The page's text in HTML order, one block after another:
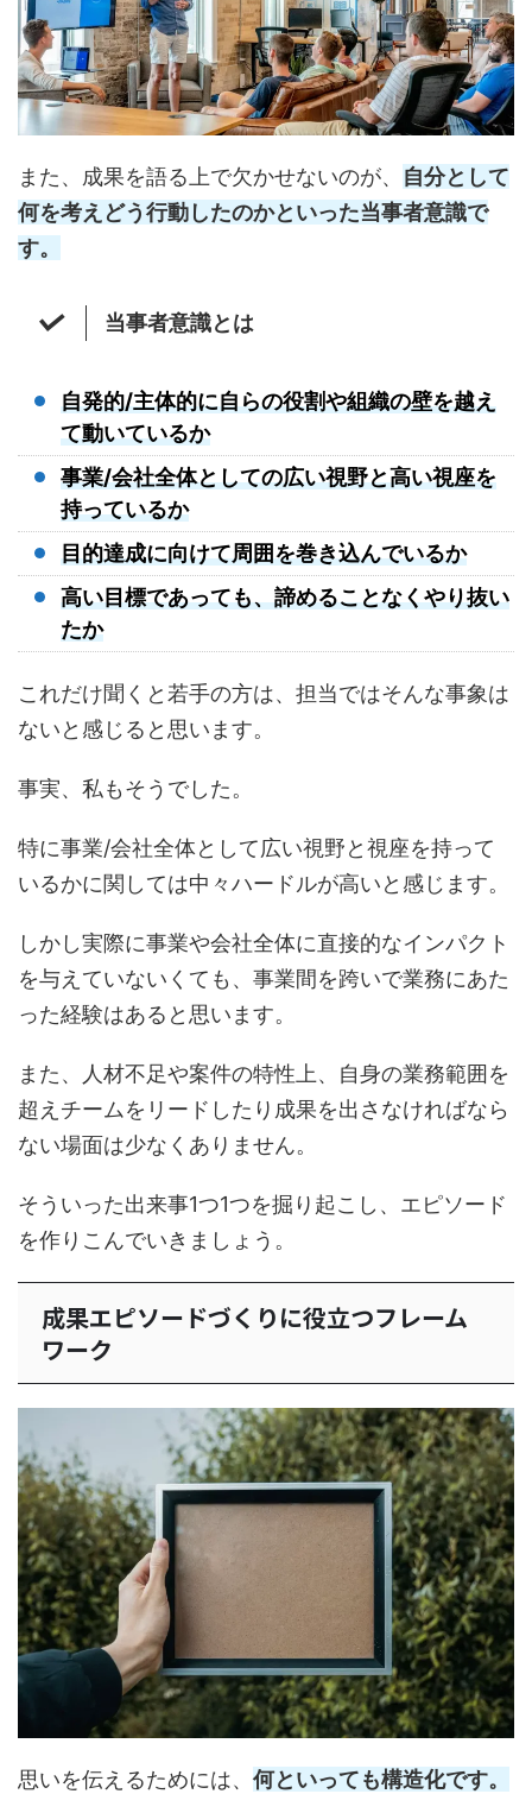
また、成果を語る上で欠かせないのが、 自分として
何を考えどう行動したのかといった当事者意識で
す。
当事者意識とは
自発的/主体的に自らの役割や組織の壁を越え
て動いているか
事業/会社全体としての広い視野と高い視座を
持っているか
目的達成に向けて周囲を巻き込んでいるか
高い目標であっても、諦めることなくやり抜い
たか
これだけ聞くと若手の方は、担当ではそんな事象は
ないと感じると思います。
事実、私もそうでした。
特に事業/会社全体として広い視野と視座を持って
いるかに関しては中々ハードルが高いと感じます。
しかし実際に事業や会社全体に直接的なインパクト
を与えていないくても、事業間を跨いで業務にあた
った経験はあると思います。
また、人材不足や案件の特性上、自身の業務範囲を
超えチームをリードしたり成果を出さなければなら
ない場面は少なくありません。
そういった出来事1つ1つを掘り起こし、エピソード
を作りこんでいきましょう。
成果エピソードづくりに役立つフレーム
ワーク
思いを伝えるためには、 何といっても構造化です。